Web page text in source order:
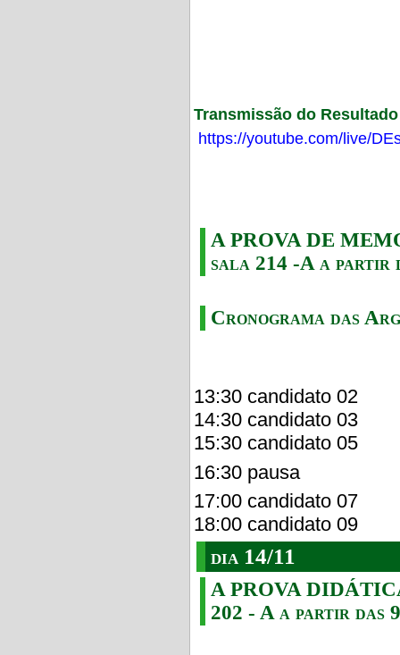
Transmissão do
https://youtube.com/live/
A PROVA DE
sala 214 -A a partir
Cronograma das
13:30 candidato 02
14:30 candidato 03
15:30 candidato 05
16:30 pausa
17:00 candidato 07
18:00 candidato 09
dia 14/11
A PROVA
202 - A a partir das